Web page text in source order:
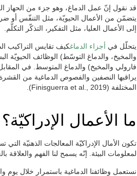
قد نقول إنّ عمل الدماغ، وهو جزء من الحهاز
يتضمّن من الأعمال الحيويّة، مثل التنفّس أو
إلى الأعمال العليا، مثل التفكير، التذكّر التكلّم.
يتحلّل في أجزاء الدماغكيف تقايس التراكيب
والمخيخ، والدماغ التوسّط) الوظائف الحيويّة
فارولي والمخيخ) والدماغ المتوسط. في المقابل،
يراقبها النصفين والفصوص الدماغية من
المختلفة (Finisguerra et al., 2019).
ما الأعمال الإدراكيّة؟
تكون الأمال الإدراكيّة المعالجات الذهنيّة التي
لمعلومات البيئة. إنّه يسمح لنا الفهم والعلاقة
نستعمل وظائفنا الدماغية باستمرار خلال